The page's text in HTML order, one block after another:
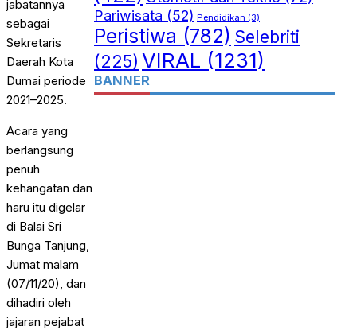
jabatannya
sebagai
Sekretaris
Daerah Kota
Dumai periode
2021–2025.
Acara yang
berlangsung
penuh
kehangatan dan
haru itu digelar
di Balai Sri
Bunga Tanjung,
Jumat malam
(07/11/20), dan
dihadiri oleh
jajaran pejabat
Pariwisata (52) Pendidikan (3)
Peristiwa (782) Selebriti
(225) VIRAL (1231)
BANNER